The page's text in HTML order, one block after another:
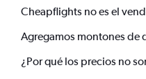
Cheapflights no es el
Agregamos montones de
¿Por qué los precios no